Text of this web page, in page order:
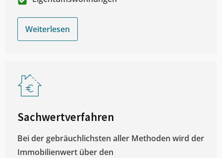
Weiterlesen
Sachwertverfahren
Bei der gebräuchlichsten aller Methoden wird der
Immobilienwert über den